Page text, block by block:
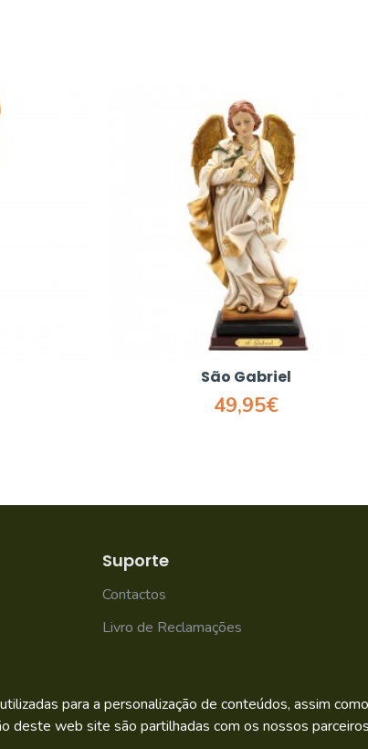
São Gabriel
49,95€
Suporte
Contactos
Livro de Reclamações
para a personalização de conteúdos, assim
deste web site são partilhadas com os nossos